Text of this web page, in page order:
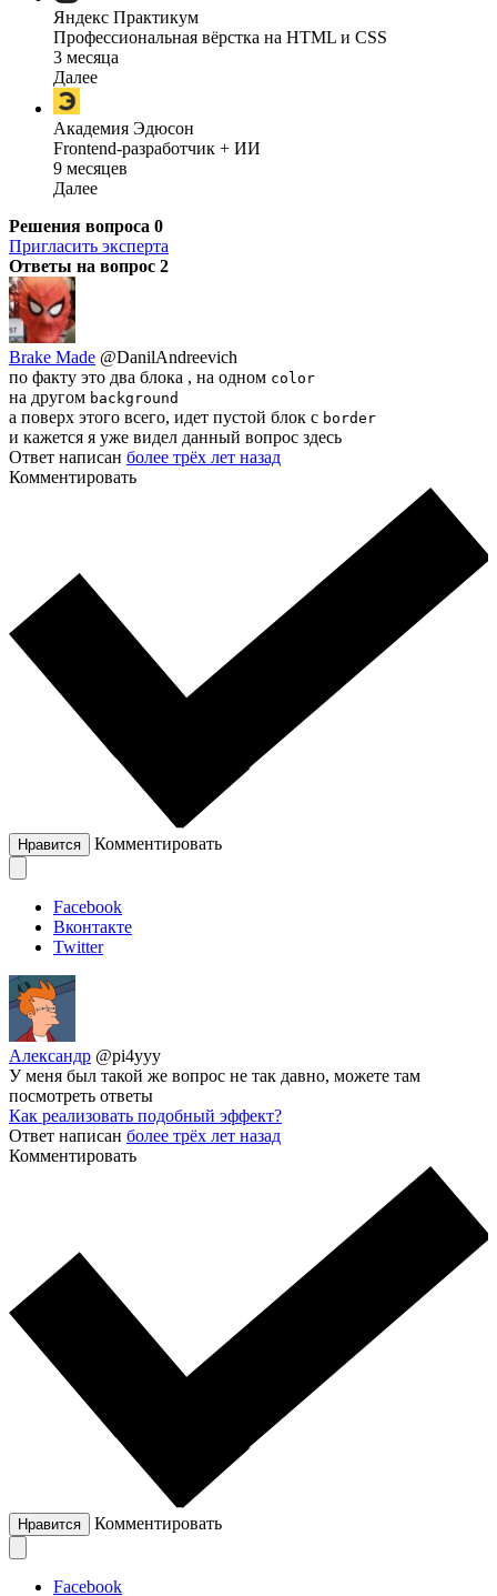
Яндекс Практикум
Профессиональная вёрстка на HTML и CSS
3 месяца
Далее
Академия Эдюсон
Frontend-разработчик + ИИ
9 месяцев
Далее
Решения вопроса 0
Пригласить эксперта
Ответы на вопрос 2
Brake Made @DanilAndreevich
по факту это два блока , на одном color
на другом background
а поверх этого всего, идет пустой блок с border
и кажется я уже видел данный вопрос здесь
Ответ написан более трёх лет назад
Комментировать
Нравится Комментировать
Facebook
Вконтакте
Twitter
Александр @pi4yyy
У меня был такой же вопрос не так давно, можете там
посмотреть ответы
Как реализовать подобный эффект?
Ответ написан более трёх лет назад
Комментировать
Нравится Комментировать
Facebook